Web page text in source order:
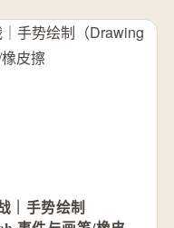
｜手势绘制